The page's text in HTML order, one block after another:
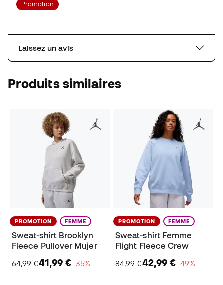
Promotion
Laissez un avis
Produits similaires
PROMOTION FEMME
Sweat-shirt Brooklyn
Fleece Pullover Mujer
64,99 €41,99 €−35%
PROMOTION FEMME
Sweat-shirt Femme
Flight Fleece Crew
84,99 €42,99 €−49%